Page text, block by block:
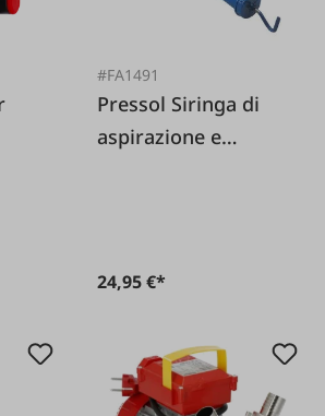
#FA1491
Pressol Siringa di
aspirazione e
24,95 €*